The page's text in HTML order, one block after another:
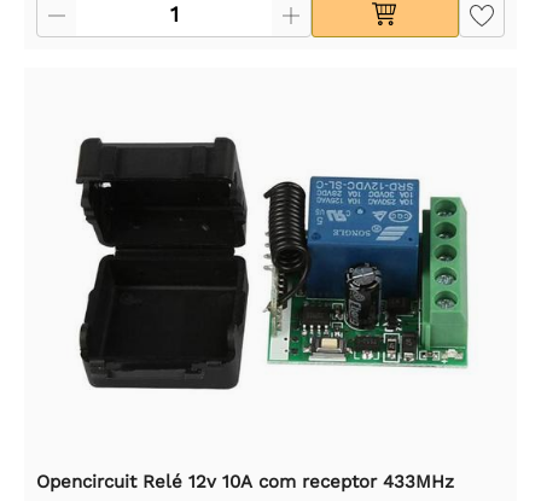
Opencircuit Relé 12v 10A com receptor 433MHz